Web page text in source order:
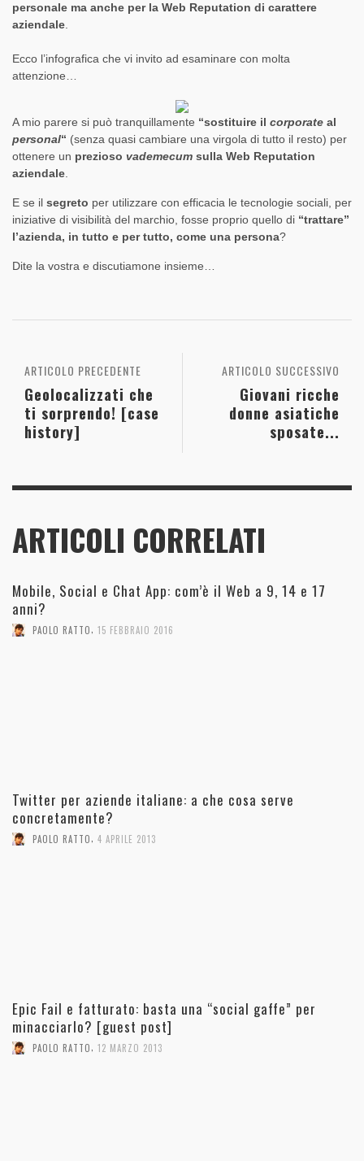
personale ma anche per la Web Reputation di carattere
aziendale.
Ecco l’infografica che vi invito ad esaminare con molta
attenzione…
A mio parere si può tranquillamente “sostituire il corporate al
personal“ (senza quasi cambiare una virgola di tutto il resto) per
ottenere un prezioso vademecum sulla Web Reputation
aziendale.
E se il segreto per utilizzare con efficacia le tecnologie sociali, per
iniziative di visibilità del marchio, fosse proprio quello di “trattare”
l’azienda, in tutto e per tutto, come una persona?
Dite la vostra e discutiamone insieme…
ARTICOLO SUCCESSIVO
Giovani ricche
donne asiatiche
sposate...
ARTICOLO PRECEDENTE
Geolocalizzati che
ti sorprendo! [case
history]
ARTICOLI CORRELATI
Mobile, Social e Chat App: com’è il Web a 9, 14 e 17
anni?
PAOLO RATTO, 15 FEBBRAIO 2016
Twitter per aziende italiane: a che cosa serve
concretamente?
PAOLO RATTO 4 APRILE 2013
Epic Fail e fatturato: basta una “social gaffe” per
minacciarlo? [guest post]
PAOLO RATTO 12 MARZO 2013